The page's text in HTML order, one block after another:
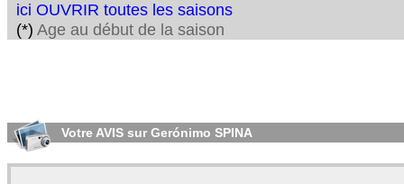
ici OUVRIR toutes les saisons
(*) Age au début de la saison
Votre AVIS sur Gerónimo SPINA